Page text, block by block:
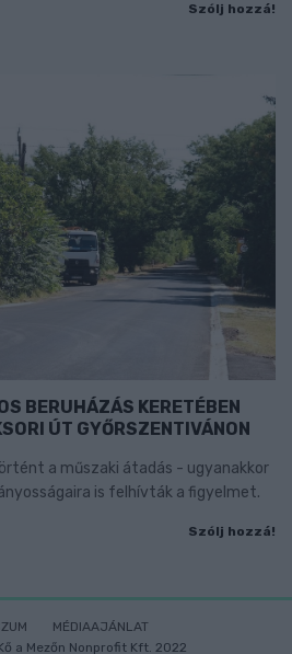
Szólj hozzá!
BERUHÁZÁS KERETÉBEN
ÚT GYŐRSZENTIVÁNON
a műszaki átadás - ugyanakkor
is felhívták a figyelmet.
Szólj hozzá!
MÉDIAAJÁNLAT
a Mezőn Nonprofit Kft. 2022